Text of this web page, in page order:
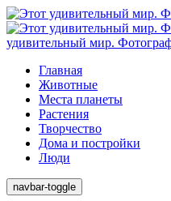
удивительный мир.
Главная
Животные
Места планеты
Растения
Творчество
Дома и постройки
Люди
navbar-toggle